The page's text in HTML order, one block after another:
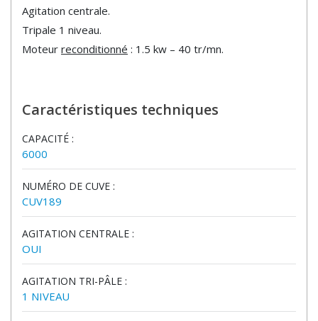
Agitation centrale.
Tripale 1 niveau.
Moteur reconditionné : 1.5 kw – 40 tr/mn.
Caractéristiques techniques
CAPACITÉ :
6000
NUMÉRO DE CUVE :
CUV189
AGITATION CENTRALE :
OUI
AGITATION TRI-PÂLE :
1 NIVEAU